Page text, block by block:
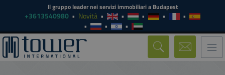
Il gruppo leader nei servizi immobiliari a Budapest
+3613540980 Novità